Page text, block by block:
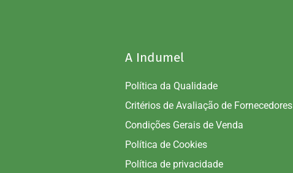
A Indumel
Política da Qualidade
Critérios de Avaliação de Fornecedores
Condições Gerais de Venda
Política de Cookies
Política de privacidade